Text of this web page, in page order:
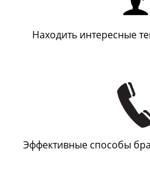
Находить интересные
Эффективные способы